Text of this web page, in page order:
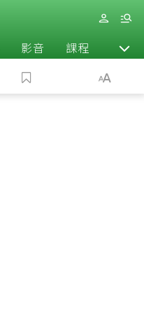
影音 課程 退休